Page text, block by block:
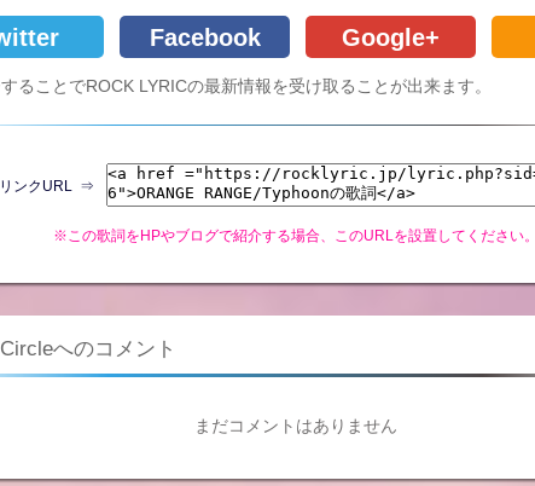
Facebook Google+
ることでROCK LYRICの最新情報を受け取ることが出来ます。
ンクURL ⇒
※この歌詞をHPやブログで紹介する場合、このURLを設置してください。
へのコメント
まだコメントはありません